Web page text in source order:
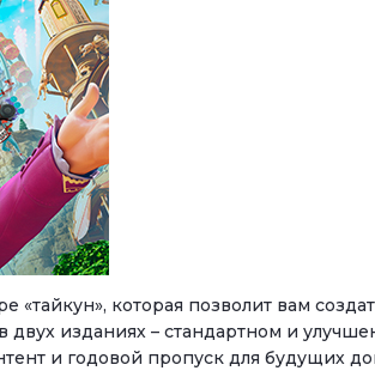
«тайкун», которая позволит вам
двух изданиях – стандартном и
и годовой пропуск для будущих